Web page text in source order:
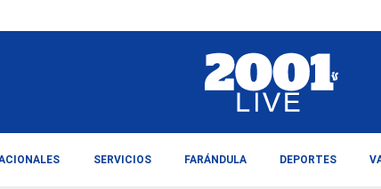
SERVICIOS FARÁNDULA DEPORTES